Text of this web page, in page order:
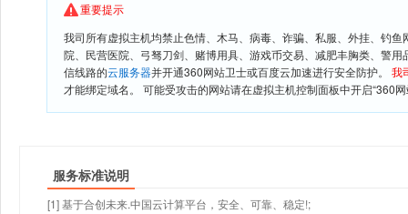
重要提示
我司所有虚拟主机均禁止色情、木马、病毒、诈骗、私服、外挂、钓
院、民营医院、弓驽刀剑、赌博用具、游戏币交易、减肥丰胸类、警
信线路的云服务器并开通360网站卫士或百度云加速进行安全防护。 我
才能绑定域名。 可能受攻击的网站请在虚拟主机控制面板中开启“360
服务标准说明
[1] 基于合创未来.中国云计算平台，安全、可靠、稳定!;